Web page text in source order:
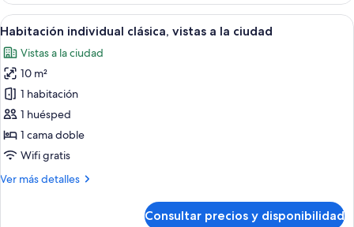
familiar,
vistas
la
ciudad
Abrir
todas
las
fotos
de
Habitación
individual
clásica,
a
Habitación de hotel con cama,
4
Habitación individual clásica, vistas a la ciudad
Vistas a la ciudad
10 m²
1 habitación
1 huésped
1 cama doble
Wifi gratis
Ver más detalles
Más
Consultar precios y disponibilidad